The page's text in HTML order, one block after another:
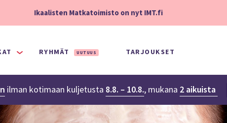
Ikaalisten Matkatoimisto on nyt IMT.fi
RYHMÄT UUTUUS TARJOUKSET
ilman kotimaan kuljetusta 8.8. – 10.8., mukana 2 aikuista